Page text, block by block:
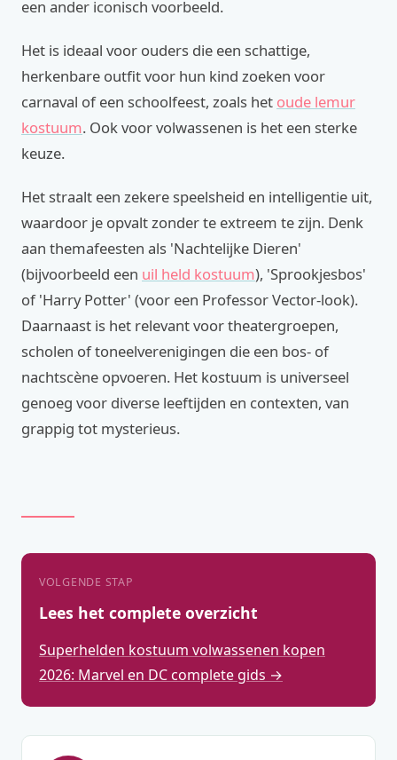
een ander iconisch voorbeeld.
Het is ideaal voor ouders die een schattige,
herkenbare outfit voor hun kind zoeken voor
carnaval of een schoolfeest, zoals het oude lemur
kostuum. Ook voor volwassenen is het een sterke
keuze.
Het straalt een zekere speelsheid en intelligentie uit,
waardoor je opvalt zonder te extreem te zijn. Denk
aan themafeesten als 'Nachtelijke Dieren'
(bijvoorbeeld een uil held kostuum), 'Sprookjesbos'
of 'Harry Potter' (voor een Professor Vector-look).
Daarnaast is het relevant voor theatergroepen,
scholen of toneelverenigingen die een bos- of
nachtscène opvoeren. Het kostuum is universeel
genoeg voor diverse leeftijden en contexten, van
grappig tot mysterieus.
VOLGENDE STAP
Lees het complete overzicht
Superhelden kostuum volwassenen kopen
2026: Marvel en DC complete gids →